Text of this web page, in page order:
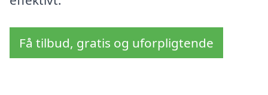
Få tilbud, gratis og uforpligtende